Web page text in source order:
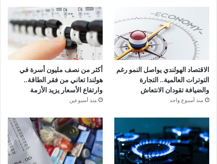
الاقتصاد الهولندي يواصل النمو رغم
التوترات العالمية.. التجارة
والضيافة تقودان الانتعاش
منذ أسبوع واحد
أكثر من نصف مليون أسرة في
هولندا تعاني من فقر الطاقة..
وارتفاع الأسعار يزيد الأزمة
منذ أسبوعين